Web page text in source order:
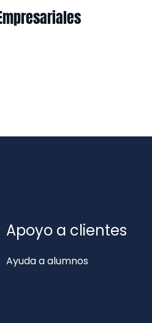
Apoyo a clientes
Ayuda a alumnos